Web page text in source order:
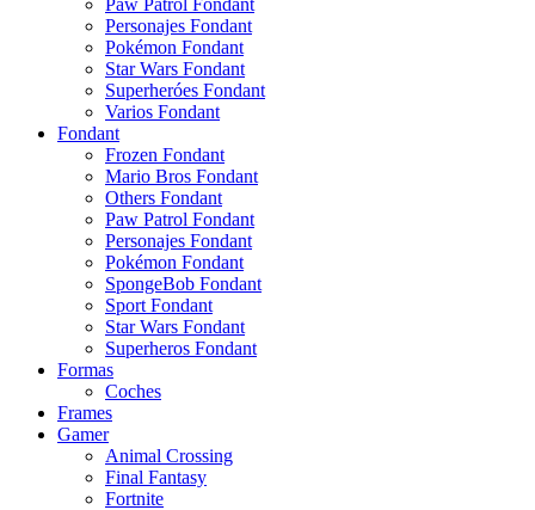
Paw Patrol Fondant
Personajes Fondant
Pokémon Fondant
Star Wars Fondant
Superheróes Fondant
Varios Fondant
Fondant
Frozen Fondant
Mario Bros Fondant
Others Fondant
Paw Patrol Fondant
Personajes Fondant
Pokémon Fondant
SpongeBob Fondant
Sport Fondant
Star Wars Fondant
Superheros Fondant
Formas
Coches
Frames
Gamer
Animal Crossing
Final Fantasy
Fortnite